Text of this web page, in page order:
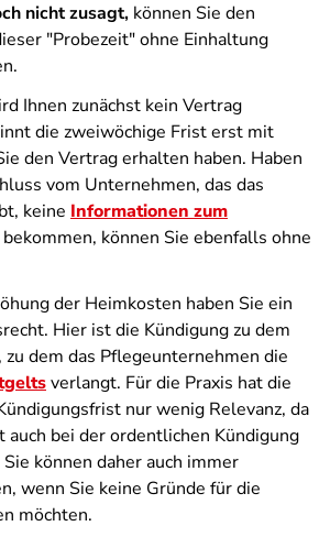
nicht zusagt, können Sie den
"Probezeit" ohne Einhaltung
Ihnen zunächst kein Vertrag
die zweiwöchige Frist erst mit
den Vertrag erhalten haben. Haben
vom Unternehmen, das das
keine Informationen zum
bekommen, können Sie ebenfalls ohne
der Heimkosten haben Sie ein
Hier ist die Kündigung zu dem
dem das Pflegeunternehmen die
verlangt. Für die Praxis hat die
nur wenig Relevanz, da
auch bei der ordentlichen Kündigung
können daher auch immer
wenn Sie keine Gründe für die
möchten.